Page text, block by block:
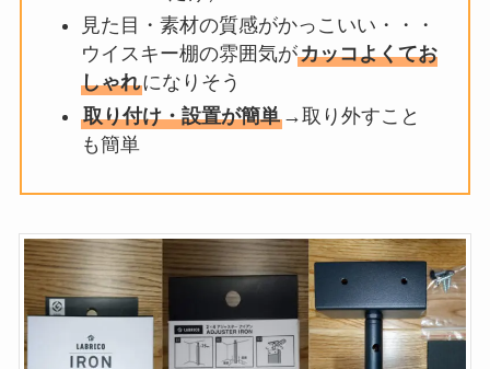
見た目・素材の質感がかっこいい・・・
ウイスキー棚の雰囲気がカッコよくてお
しゃれになりそう
取り付け・設置が簡単→取り外すこと
も簡単